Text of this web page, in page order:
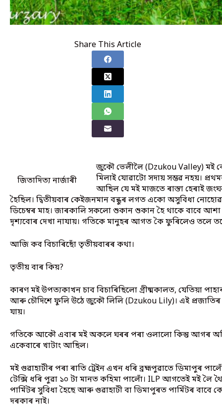
Share This Article
জিতাদিত্য নাৰ্জাৰী
জুকৌ ভেলীলৈ (Dzukou Valley) মই
মিলাই যোৱাটো সদায় সম্ভৱ নহয়।
আছিল যে মই মাজতে ৰাস্তা হেৰাই
হৈছিল। দ্বিতীয়বাৰ কেইজনমান বন্ধুৰ লগত একো অসুবিধা
ডিচেম্বৰ মাহ। জাৰকালি সকলো শুকান শুকান হৈ থাকে বাবে
দৃশ্যবোৰ দেখা নাযায়। গতিকে মানুহৰ আগত কৈ ফুৰিলেও তলে
আজি কব বিচাৰিছোঁ তৃতীয়বাৰৰ কথা।
তৃতীয় বাৰ কিয়?
কাৰণ মই উপত্যকাখন চাব বিচাৰিছিলো গ্ৰীষ্মকালত, যেতিয়া
আৰু চৌদিশে ফুলি উঠে জুকৌ লিলি (Dzukou Lily)। এই
যায়।
গতিকে আকৌ এবাৰ মই অকলে ঘৰৰ পৰা ওলালো কিন্তু আগৰ
একেবাৰে খাটাং আছিল।
মই গুৱাহাটীৰ পৰা ৰাতি ট্ৰেইন এখন ধৰি ব্ৰহ্মপুৱাতে ডিমাপুৰ
টেক্সি ধৰি পুৱা ১০ টা মানত কহিমা পালোঁ। ILP আগতেই মই
পাৰ্মিটৰ সুবিধা হৈছে আৰু গুৱাহাটী বা ডিমাপুৰত পাৰ্মিটৰ
দৰকাৰ নাই।